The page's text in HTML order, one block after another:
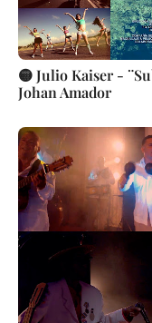
🟡 Julio Kaiser -
Johan Amador